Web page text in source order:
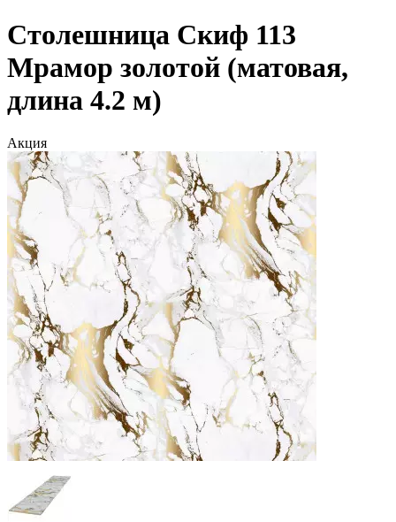
Столешница Скиф 113
Мрамор золотой (матовая,
длина 4.2 м)
Акция